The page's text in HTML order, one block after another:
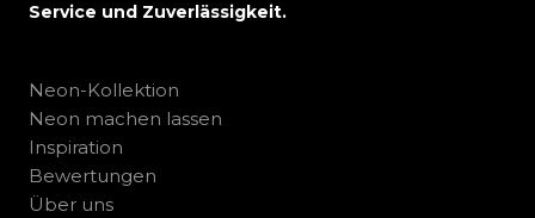
Service und Zuverlässigkeit.
Neon-Kollektion
Neon machen lassen
Inspiration
Bewertungen
Über uns